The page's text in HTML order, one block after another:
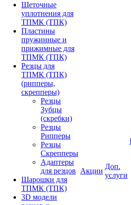
Щеточные
уплотнения для
ТПМК (ТПК)
Пластины
пружинные и
прижимные для
ТПМК (ТПК)
Резцы для
ТПМК (ТПК)
(рипперы,
скрепперы)
Резцы
Зубцы
(скребки)
Резцы
Рипперы
Резцы
Скрепперы
Адаптеры
для резцов
Шарошки для
ТПМК (ТПК)
3D модели
Акции
Доп.
услуги